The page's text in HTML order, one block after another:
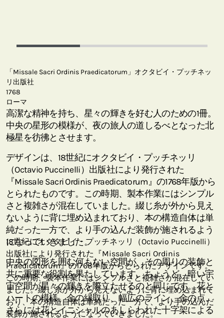
「Missale Sacri Ordinis Praedicatorum」オクタビイ・プッチネッ
リ出版社
1768
ローマ
高潔な精神を持ち、星々の輝きを好む人のための1冊。
中央の星形の模様が、夜の旅人の道しるべとなった北
極星を彷彿とさせます。
デザインは、18世紀にオクタビイ・プッチネッリ
（Octavio Puccinelli）出版社により発行された
『Missale Sacri Ordinis Praedicatorum』の1768年版から
とられたものです。この時期、製本作業にはシンプル
さと複雑さが混在していました。綴じ糸が外から見え
ないように背に埋め込まれており、本の構造自体は単
純だった一方で、より手の込んだ装飾が施されるよう
になっていきました。
中央の図形を囲む何もない空間が、その周りの装飾と
共に重要な役割を果たしています。ちょうど、暗い宇
宙空間が星々の輝きを際立たせるのと同じです。花と
ハートの模様、金の縁取り、幅広のライン、金の点、
さらには花とイニシャルのあしらわれた十字架による
18世紀にオクタビイ・プッチネッリ（Octavio Puccinelli）
出版社により発行された『Missale Sacri Ordinis
Praedicatorum』の1768年版からとられたデザインです。
この時期、製本作業にはシンプルさと複雑さが混在してい
ました。綴じ糸が外から見えないように背に埋め込まれて
おり、本の構造自体は単純だった一方で、より手の込んだ
装飾が施されるようになっていきました。